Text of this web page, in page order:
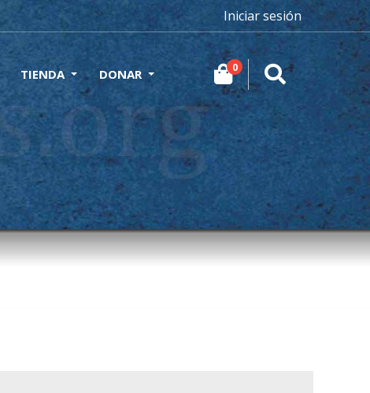
Iniciar sesión
TIENDA DONAR 0